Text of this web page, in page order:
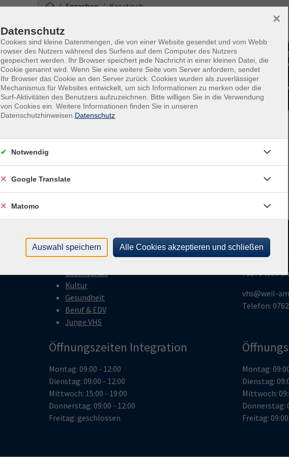
Sprachen Kroatisch
Kroatisch
Tageszeiten Orte
Dozenten*innen Zeitraum
nur buchbare
Kurse (
Programm
Gesellschaft
Kultur
Gesundheit
Beruf & EDV
Junge VHS
79576 Weil
vhs@weil-
Telefon:
Öffnungszeiten Integration
Montag: 09:00 - 12:00
Dienstag: 09:00 - 12:00
Mittwoch: 15:00 - 19:00
Donnerstag: 09:00 - 12:00
Freitag: geschlossen
Montag:
Dienstag:
Mittwoch:
Donnerstag:
Freitag:
Datenschutz
Cookies sind kleine Datenmengen, die von einer Website gesendet und vom Webb
rowser des Nutzers während des Surfens auf dem Computer des Nutzers
gespeichert werden. Ihr Browser speichert jede Nachricht in einer kleinen Datei, die
Cookie genannt wird. Wenn Sie eine weitere Seite vom Server anfordern, sendet
Ihr Browser das Cookie an den Server zurück. Cookies wurden als zuverlässiger
Mechanismus für Websites entwickelt, um sich Informationen zu merken oder die
Surf-Aktivitäten des Benutzers aufzuzeichnen. Bitte willigen Sie in die Verwendung
von Cookies ein. Weitere Informationen finden Sie in unseren
Datenschutzhinweisen. Datenschutz
×
Notwendig
Google Translate
Matomo
Auswahl speichern Alle Cookies akzeptieren und schließen